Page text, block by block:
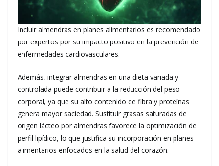
Incluir almendras en planes alimentarios es recomendado
por expertos por su impacto positivo en la prevención de
enfermedades cardiovasculares.
Además, integrar almendras en una dieta variada y
controlada puede contribuir a la reducción del peso
corporal, ya que su alto contenido de fibra y proteínas
genera mayor saciedad. Sustituir grasas saturadas de
origen lácteo por almendras favorece la optimización del
perfil lipídico, lo que justifica su incorporación en planes
alimentarios enfocados en la salud del corazón.